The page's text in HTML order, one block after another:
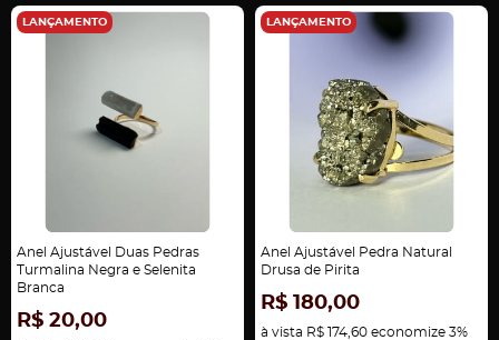
LANÇAMENTO
Anel Ajustável Duas Pedras
Turmalina Negra e Selenita
Branca
R$ 20,00
LANÇAMENTO
Anel Ajustável Pedra Natural
Drusa de Pirita
R$ 180,00
à vista R$ 174,60 economize 3%